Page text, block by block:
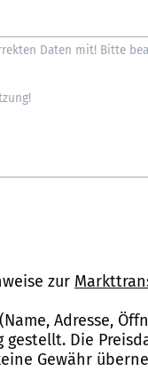
zur
Adresse,
gestellt. Die
Gewähr